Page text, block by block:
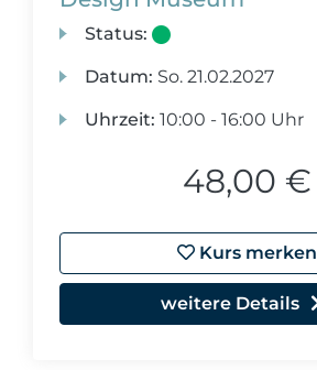
Status:
Datum: So. 21.02.2027
Uhrzeit: 10:00 - 16:00 Uhr
48,00 €
Kurs merken
weitere Details